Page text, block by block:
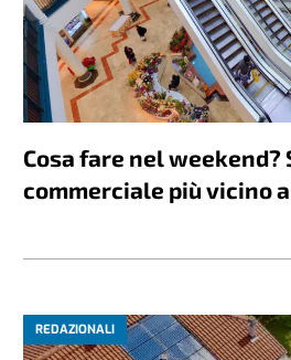
Cosa fare nel
commerciale più vicino
REDAZIONALI